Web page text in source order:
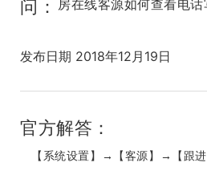
问： 房在线客源如何查看电
发布日期 2018年12月19日
官方解答：
【系统设置】 →【客源】→【跟进